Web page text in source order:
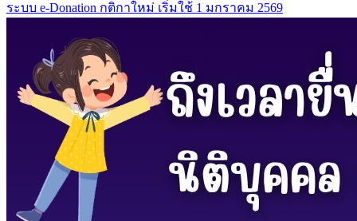
ระบบ e-Donation กติกาใหม่ เริ่มใช้ 1 มกราคม 2569